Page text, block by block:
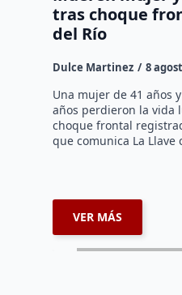
tras choque
del Río
Dulce Martinez 8
Una mujer de 41 años
años perdieron la vida
choque frontal
que comunica La Llave
VER MÁS